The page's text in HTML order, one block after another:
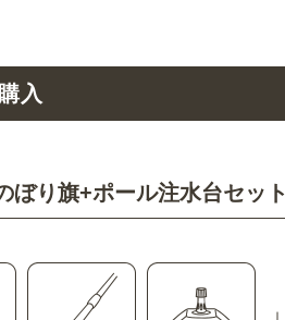
入
ぼり旗+ポール注水台セット